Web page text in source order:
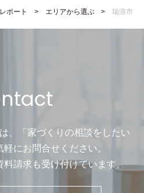
ポート エリアから選ぶ 瑞浪市
、「家づくりの相談をしたい
軽にお問合せください。
料請求も受け付けています。